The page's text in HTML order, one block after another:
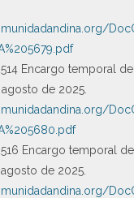
Encargo temporal
de 2025.
Encargo temporal
de 2025.